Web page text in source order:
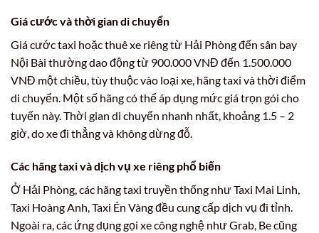
Giá cước và thời gian di chuyển
Giá cước taxi hoặc thuê xe riêng từ Hải Phòng đến sân bay
Nội Bài thường dao động từ 900.000 VNĐ đến 1.500.000
VNĐ một chiều, tùy thuộc vào loại xe, hãng taxi và thời điểm
di chuyển. Một số hãng có thể áp dụng mức giá trọn gói cho
tuyến này. Thời gian di chuyển nhanh nhất, khoảng 1.5 – 2
giờ, do xe đi thẳng và không dừng đỗ.
Các hãng taxi và dịch vụ xe riêng phổ biến
Ở Hải Phòng, các hãng taxi truyền thống như Taxi Mai Linh,
Taxi Hoàng Anh, Taxi Én Vàng đều cung cấp dịch vụ đi tỉnh.
Ngoài ra, các ứng dụng gọi xe công nghệ như Grab, Be cũng